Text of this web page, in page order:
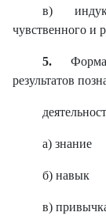
в)
чувственного и
5.
результатов
а) знание
б) навык
в)